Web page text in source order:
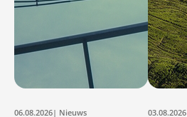
06.08.2026| Nieuws 03.08.2026